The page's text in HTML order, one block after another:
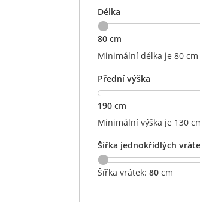
Délka
80 cm
Minimální délka je 80 cm
Přední výška
190 cm
Minimální výška je 130
Šířka jednokřídlých
Šířka vrátek: 80 cm